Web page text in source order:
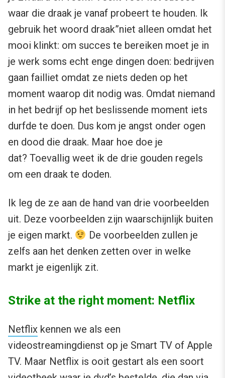
waar die draak je vanaf probeert te houden. Ik
gebruik het woord draak”niet alleen omdat het
mooi klinkt: om succes te bereiken moet je in
je werk soms echt enge dingen doen: bedrijven
gaan failliet omdat ze niets deden op het
moment waarop dit nodig was. Omdat niemand
in het bedrijf op het beslissende moment iets
durfde te doen. Dus kom je angst onder ogen
en dood die draak. Maar hoe doe je
dat? Toevallig weet ik de drie gouden regels
om een draak te doden.
Ik leg de ze aan de hand van drie voorbeelden
uit. Deze voorbeelden zijn waarschijnlijk buiten
je eigen markt.
De voorbeelden zullen je
zelfs aan het denken zetten over in welke
markt je eigenlijk zit.
Strike at the right moment: Netflix
Netflix kennen we als een
videostreamingdienst op je Smart TV of Apple
TV. Maar Netflix is ooit gestart als een soort